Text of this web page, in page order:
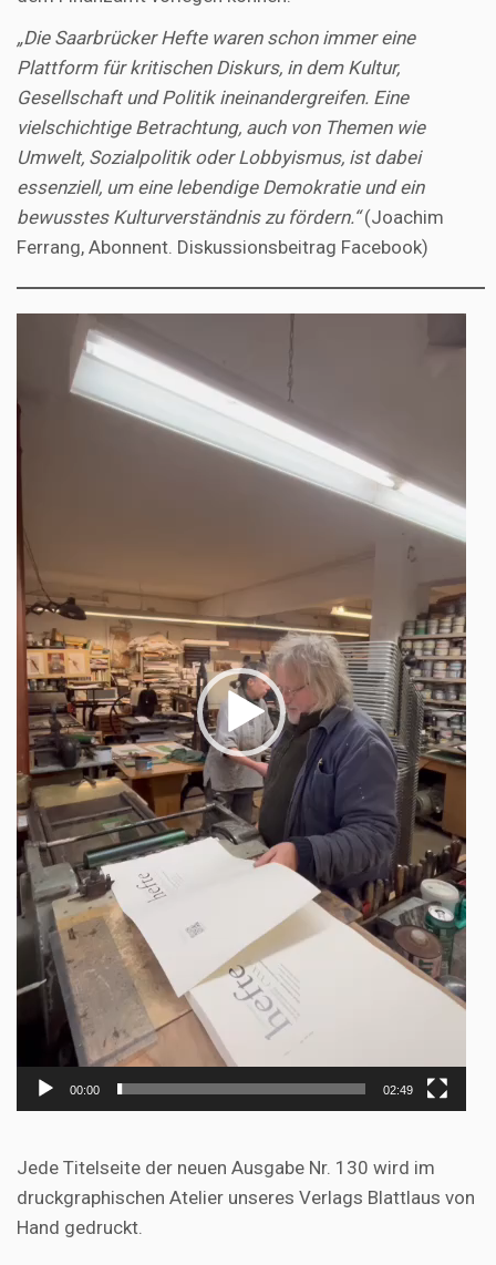
„Die Saarbrücker Hefte waren schon immer eine
Plattform für kritischen Diskurs, in dem Kultur,
Gesellschaft und Politik ineinandergreifen. Eine
vielschichtige Betrachtung, auch von Themen wie
Umwelt, Sozialpolitik oder Lobbyismus, ist dabei
essenziell, um eine lebendige Demokratie und ein
bewusstes Kulturverständnis zu fördern.“(Joachim
Ferrang, Abonnent. Diskussionsbeitrag Facebook)
00:00 02:49
Jede Titelseite der neuen Ausgabe Nr. 130 wird im
druckgraphischen Atelier unseres Verlags Blattlaus von
Hand gedruckt.